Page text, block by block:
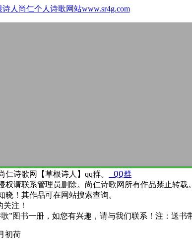
诗人尚仁个人诗歌网站www.sr4g.com
诗歌网【草根诗人】qq群。 QQ群
请联系管理员删除。尚仁诗歌网所有作品禁止转载。
！其作品可在网站搜索查询。
注！
图书一册，如您有兴趣，请与我们联系！注：送书
初荷